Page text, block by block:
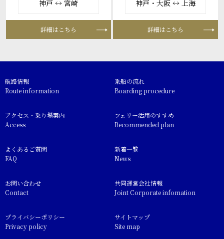
神戸 ↔ 宮崎
詳細はこちら
神戸・大阪 ↔ 上海
詳細はこちら
航路情報
Route information
乗船の流れ
Boarding procedure
アクセス・乗り場案内
Access
フェリー活用のすすめ
Recommended plan
よくあるご質問
FAQ
新着一覧
News
お問い合わせ
Contact
共同運営会社情報
Joint Corporate infomation
プライバシーポリシー
Privacy policy
サイトマップ
Site map